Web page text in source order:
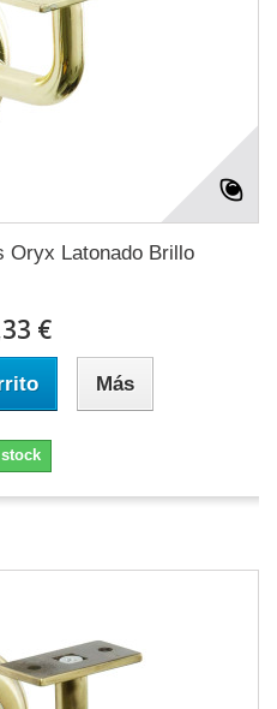
Oryx Latonado Brillo
€
Más